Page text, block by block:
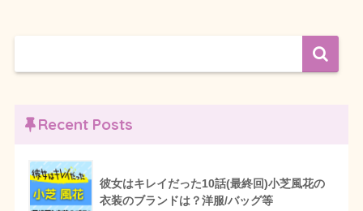
Recent Posts
彼女はキレイだった10話(最終回)小芝風花の
衣装のブランドは？洋服/バッグ等